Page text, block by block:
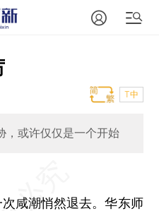
T中
，或许仅仅是一个开始
咸潮悄然退去。华东师